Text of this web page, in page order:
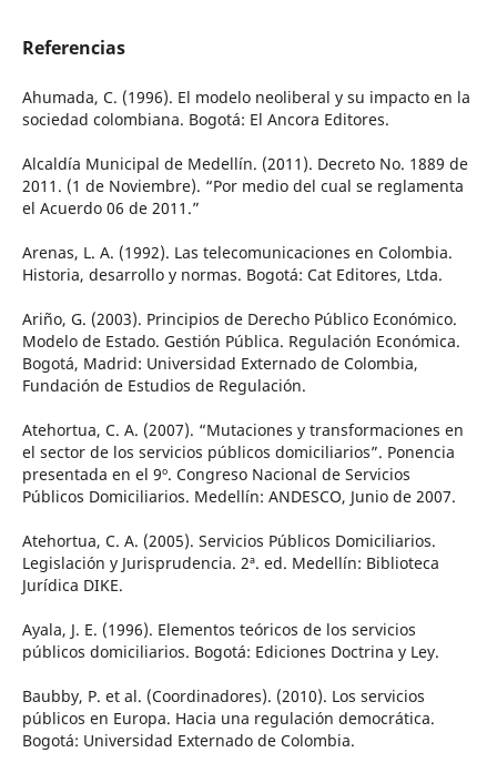
Referencias
Ahumada, C. (1996). El modelo neoliberal y su impacto en la
sociedad colombiana. Bogotá: El Ancora Editores.
Alcaldía Municipal de Medellín. (2011). Decreto No. 1889 de
2011. (1 de Noviembre). “Por medio del cual se reglamenta
el Acuerdo 06 de 2011.”
Arenas, L. A. (1992). Las telecomunicaciones en Colombia.
Historia, desarrollo y normas. Bogotá: Cat Editores, Ltda.
Ariño, G. (2003). Principios de Derecho Público Económico.
Modelo de Estado. Gestión Pública. Regulación Económica.
Bogotá, Madrid: Universidad Externado de Colombia,
Fundación de Estudios de Regulación.
Atehortua, C. A. (2007). “Mutaciones y transformaciones en
el sector de los servicios públicos domiciliarios”. Ponencia
presentada en el 9º. Congreso Nacional de Servicios
Públicos Domiciliarios. Medellín: ANDESCO, Junio de 2007.
Atehortua, C. A. (2005). Servicios Públicos Domiciliarios.
Legislación y Jurisprudencia. 2ª. ed. Medellín: Biblioteca
Jurídica DIKE.
Ayala, J. E. (1996). Elementos teóricos de los servicios
públicos domiciliarios. Bogotá: Ediciones Doctrina y Ley.
Baubby, P. et al. (Coordinadores). (2010). Los servicios
públicos en Europa. Hacia una regulación democrática.
Bogotá: Universidad Externado de Colombia.